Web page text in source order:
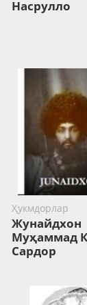
Насрулло
Ҳукмдорлар
Жунайдхон
Муҳаммад
Сардор